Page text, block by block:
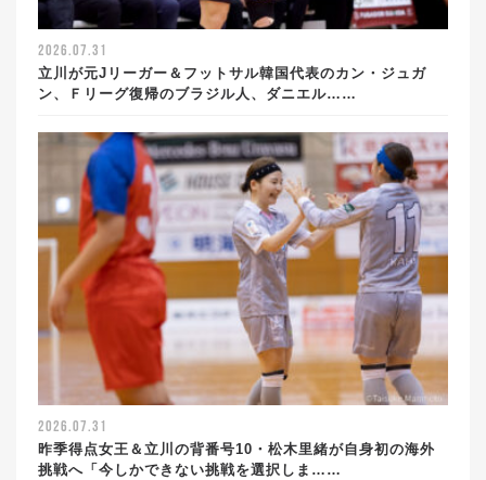
2026.07.31
立川が元Jリーガー＆フットサル韓国代表のカン・ジュガ
ン、Ｆリーグ復帰のブラジル人、ダニエル……
2026.07.31
昨季得点女王＆立川の背番号10・松木里緒が自身初の海外
挑戦へ「今しかできない挑戦を選択しま……